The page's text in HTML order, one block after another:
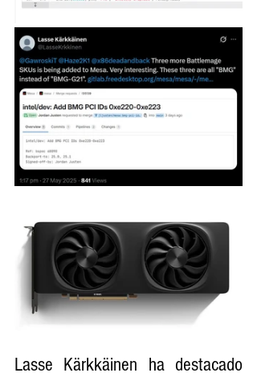
Lasse Kärkkäinen ha destacado